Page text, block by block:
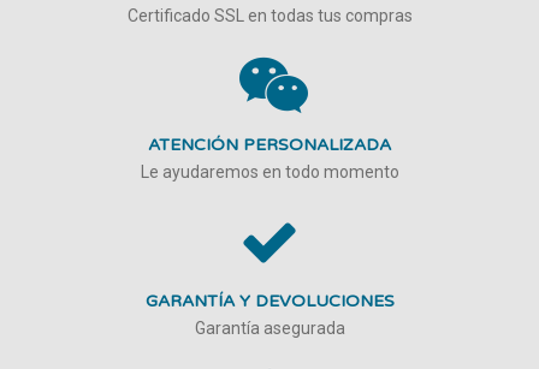
Certificado SSL en todas tus compras
ATENCIÓN PERSONALIZADA
Le ayudaremos en todo momento
GARANTÍA Y DEVOLUCIONES
Garantía asegurada